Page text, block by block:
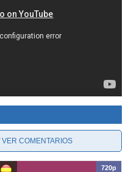
COMENTARIOS
720p